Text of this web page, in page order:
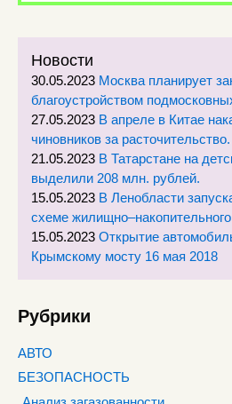
Новости
30.05.2023 Москва планирует
благоустройством
27.05.2023 В апреле в Китае
чиновников за расточительство.
21.05.2023 В Татарстане на
выделили 208 млн. рублей.
15.05.2023 В Ленобласти
схеме
15.05.2023 Открытие
Крымскому мосту 16 мая 2018
Рубрики
АВТО
БЕЗОПАСНОСТЬ